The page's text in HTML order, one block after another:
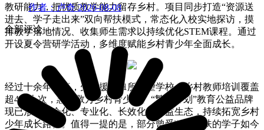
教研能力，把优质教学能力留存乡村。项目同步打造“资源送
进去、学子走出来”双向帮扶模式，常态化入校实地探访，摸
排教学落地情况、收集师生需求以持续优化STEM课程。通过
开设夏令营研学活动，多维度赋能乡村青少年全面成长。
经过十余年耕耘，先后援建11所希望学校，乡村教师培训覆盖
超400人次，惠及数万乡村青少年。“繁星计划”教育公益品牌
现已形成社会化、专业化、长效化的公益生态，持续拓宽乡村
少年成长路径。值得一提的是，部分曾受项目帮扶的学子如今
作者：卢奇 2026-08-08
全部评论